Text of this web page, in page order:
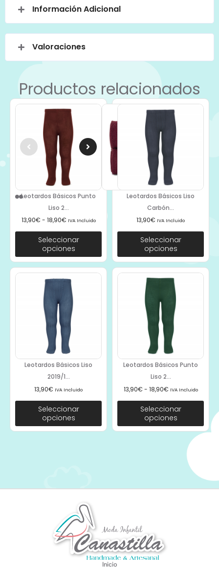
Información Adicional
Valoraciones
Productos relacionados
Leotardos Básicos Punto
Liso 2...
13,90€ - 18,90€ IVA Incluido
Seleccionar
opciones
Leotardos Básicos Liso
Carbón...
13,90€ IVA Incluido
Seleccionar
opciones
Leotardos Básicos Liso
2019/1...
13,90€ IVA Incluido
Seleccionar
opciones
Leotardos Básicos Punto
Liso 2...
13,90€ - 18,90€ IVA Incluido
Seleccionar
opciones
Inicio